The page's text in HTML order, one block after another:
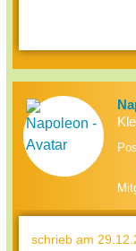
schrieb am